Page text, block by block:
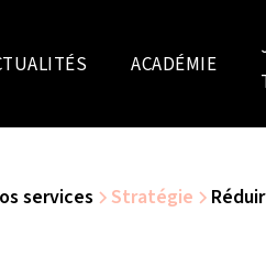
ACADÉMIE
services Stratégie